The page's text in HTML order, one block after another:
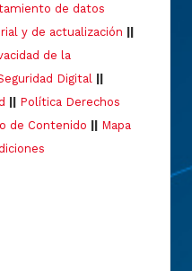
de datos
y de actualización
de la
Digital
Política Derechos
de Contenido
Mapa